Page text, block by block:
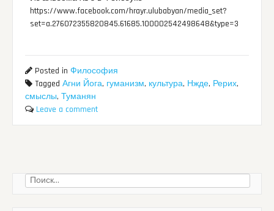
https://www.facebook.com/hrayr.ulubabyan/media_set?
set=a.276072355820845.61685.100002542498648&type=3
Posted inФилософия
TaggedАгни Йога, гуманизм, культура, Нжде, Рерих,
смыслы,Туманян
Leave a comment
Найти: